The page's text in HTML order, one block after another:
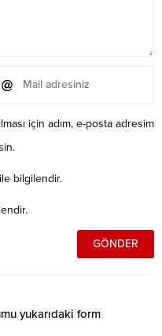
için adım, e-posta adresim
bilgilendir.
yukarıdaki form